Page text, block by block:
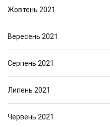
Жовтень 2021
Вересень 2021
Серпень 2021
Липень 2021
Червень 2021